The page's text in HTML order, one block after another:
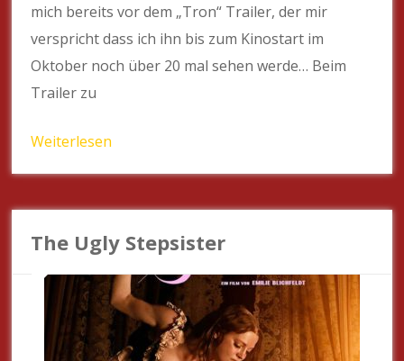
mich bereits vor dem „Tron“ Trailer, der mir
verspricht dass ich ihn bis zum Kinostart im
Oktober noch über 20 mal sehen werde… Beim
Trailer zu
Weiterlesen
The Ugly Stepsister